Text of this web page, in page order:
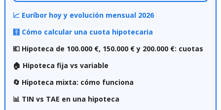
📈 Euríbor hoy y evolución mensual 2026
🧮 Cómo calcular una cuota hipotecaria
💶 Hipoteca de 100.000 €, 150.000 € y 200.000 €: cuotas
🏠 Hipoteca fija vs variable
🔄 Hipoteca mixta: cómo funciona
📊 TIN vs TAE en una hipoteca